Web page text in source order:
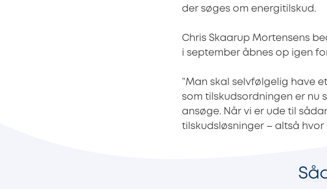
der søges om energitilskud.
Chris Skaarup Mortensens
i september åbnes op igen
”Man skal selvfølgelig have
som tilskudsordningen er
ansøge. Når vi er ude til
tilskudsløsninger – altså